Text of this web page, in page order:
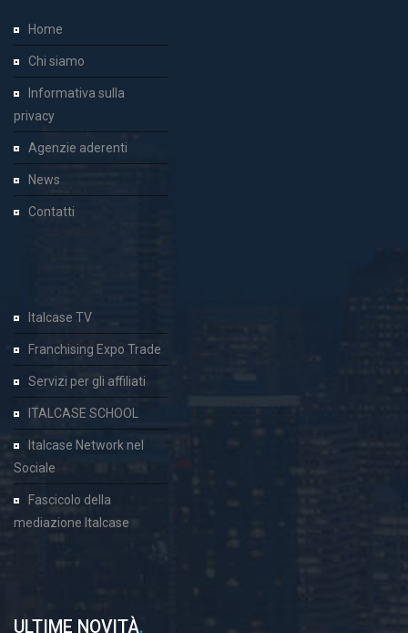
Home
Chi siamo
Informativa sulla
privacy
Agenzie aderenti
News
Contatti
Italcase TV
Franchising Expo Trade
Servizi per gli affiliati
ITALCASE SCHOOL
Italcase Network nel
Sociale
Fascicolo della
mediazione Italcase
ULTIME NOVITÀ.